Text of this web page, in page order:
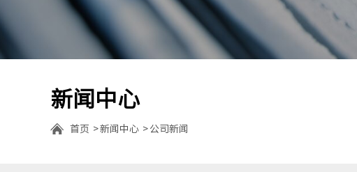
新闻中心
首页 新闻中心 公司新闻